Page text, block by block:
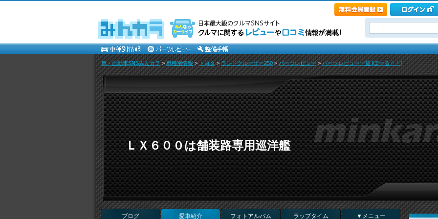
車・自動車SNSみんカラ>車種別情報>トヨタ>ランドクルーザー250>パーツレビュー>パーツレビュー一覧 [ぽーる＾＾]
ＬＸ６００は舗装路専用巡洋艦
ブログ 愛車紹介 フォトアルバム ラップタイム ▼メニュー